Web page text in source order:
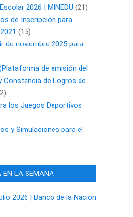
2026 | MINEDU (21)
de Inscripción para
(15)
de noviembre 2025 para
de emisión del
Constancia de Logros de
los Juegos Deportivos
y Simulaciones para el
EN LA SEMANA
2026 | Banco de la Nación